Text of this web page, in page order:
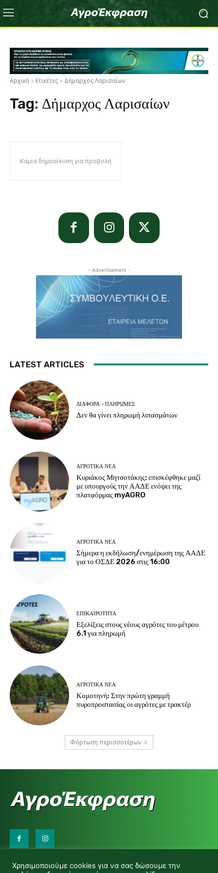
Αρχική Ετικέτες Δήμαρχος Λαρισαίων
Tag: Δήμαρχος Λαρισαίων
Καμία δημοσίευση για προβολή
- Advertisement -
LATEST ARTICLES
ΔΙΆΦΟΡΑ - ΠΛΗΡΩΜΈΣ
Δεν θα γίνει πληρωμή λιπασμάτων
ΑΓΡΟΤΙΚΆ ΝΈΑ
Κυριάκος Μητσοτάκης: επισκέφθηκε μαζί
με υπουργούς την ΑΑΔΕ ενόψει της
πλατφόρμας myAGRO
ΑΓΡΟΤΙΚΆ ΝΈΑ
Σήμερα η εκδήλωση/ενημέρωση της ΑΑΔΕ
για το ΟΣΔΕ 2026 στις 16:00
ΕΠΙΚΑΙΡΌΤΗΤΑ
Εξελίξεις στους νέους αγρότες του μέτρου
6.1 για πληρωμή
ΑΓΡΟΤΙΚΆ ΝΈΑ
Κομοτηνή: Στην πρώτη γραμμή
πυροπροστασίας οι αγρότες με τρακτέρ
Φόρτωση περισσοτέρων
d.makas@yahoo.gr
Χρησιμοποιούμε cookies για να σας δώσουμε την